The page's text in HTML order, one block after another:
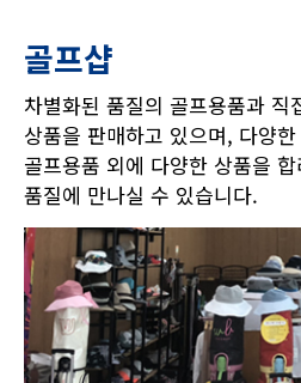
골프샵
차별화된 품질의 골프용품과 직
상품을 판매하고 있으며, 다양
골프용품 외에 다양한 상품을
품질에 만나실 수 있습니다.